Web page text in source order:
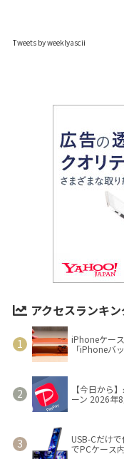
Tweets by weeklyascii
アクセスランキ
iPhoneケー
「iPhoneバ
【今日から
ーン 2026年
USB-Cだけ
でPCケース